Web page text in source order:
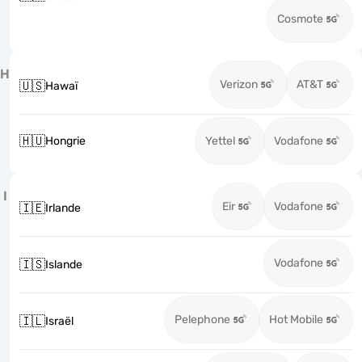
Cosmote
H
🇺🇸Hawaï Verizon AT&T
🇭🇺Hongrie Yettel Vodafone
I
🇮🇪Irlande Eir Vodafone
🇮🇸Islande Vodafone
🇮🇱Israël Pelephone Hot Mobile